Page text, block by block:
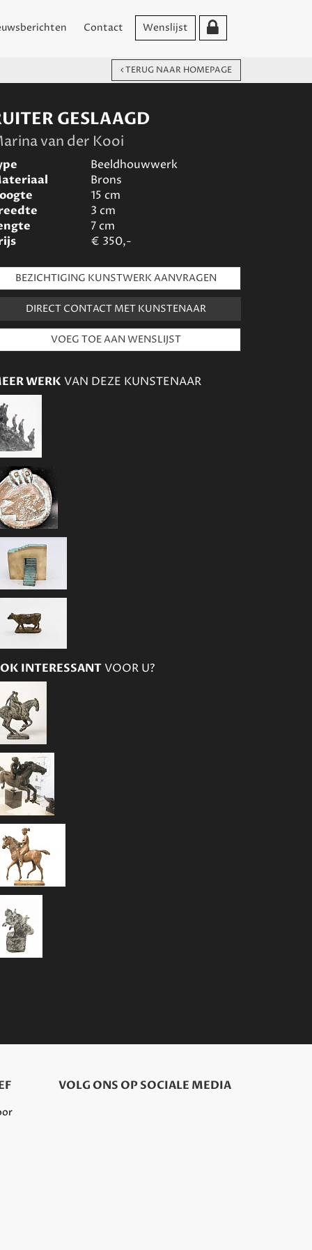
Contact Wenslijst
TERUG NAAR HOMEPAGE
GESLAAGD
van der Kooi
Beeldhouwwerk
Brons
15 cm
3 cm
7cm
€ 350,-
BEZICHTIGING KUNSTWERK AANVRAGEN
DIRECT CONTACT MET KUNSTENAAR
WERK VAN DEZE KUNSTENAAR
INTERESSANTVOOR U?
VOLG ONS OP SOCIALE MEDIA